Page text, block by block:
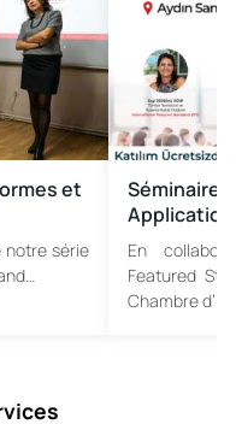
et
notre série
Séminaire
En
Featured
Chambre